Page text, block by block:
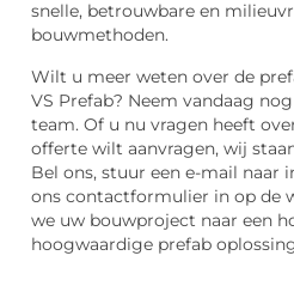
snelle, betrouwbare en
bouwmethoden.
Wilt u meer weten over de
VS Prefab? Neem vandaag
team. Of u nu vragen heeft
offerte wilt aanvragen, wij
Bel ons, stuur een e-mail naar
ons contactformulier in op de
we uw bouwproject naar een
hoogwaardige prefab